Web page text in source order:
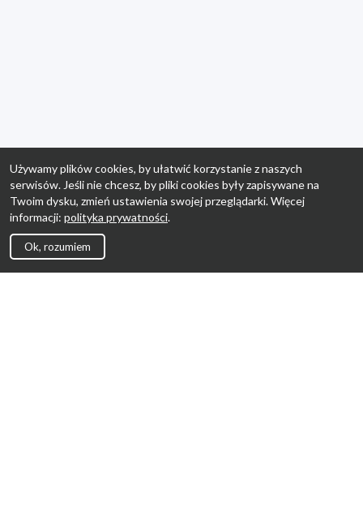
Używamy plików cookies, by ułatwić korzystanie z naszych
serwisów. Jeśli nie chcesz, by pliki cookies były zapisywane na
Twoim dysku, zmień ustawienia swojej przeglądarki. Więcej
informacji: polityka prywatności.
Ok, rozumiem